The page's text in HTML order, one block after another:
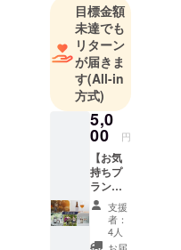
目標金額
未達でも
リターン
が届きま
す(All-in
方式)
5,0
00 円
【お気
持ちプ
ラン】
（こち
らの支
援は、
メール
支援
者：
4人